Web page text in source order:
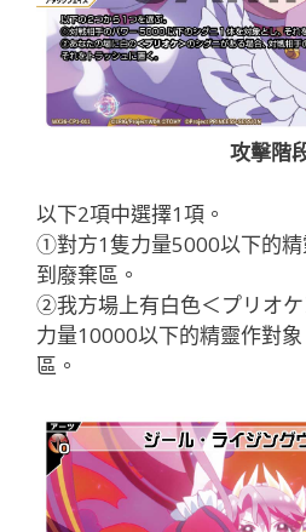
攻擊階
以下2項中選擇1項。
①對方1隻力量5000以下的精
到廢棄區。
②我方場上有白色＜プリオ
力量10000以下的精靈作對
區。